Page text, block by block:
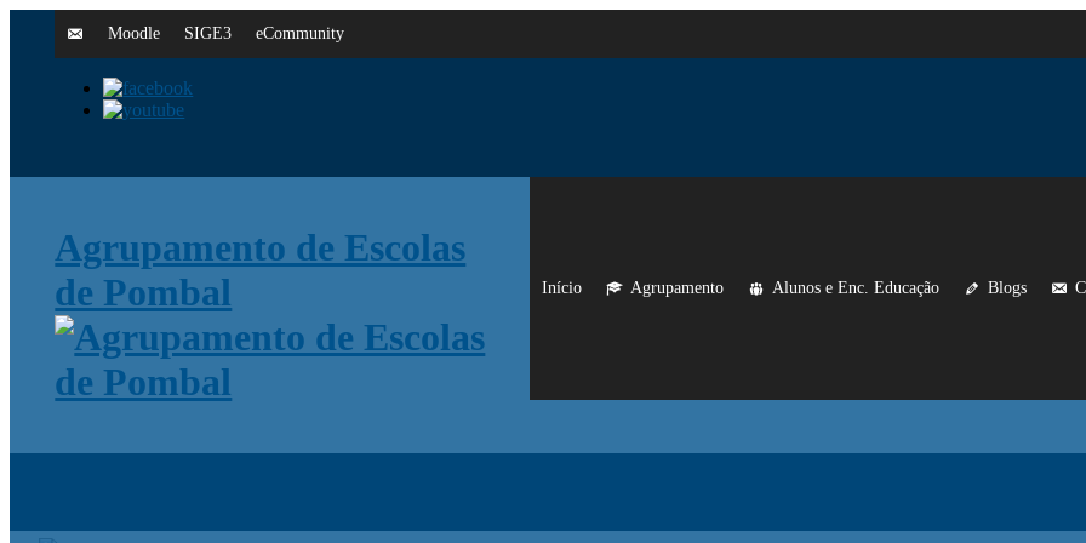
Moodle SIGE3 eCommunity
Agrupamento de Escolas
de Pombal
Início Agrupamento Alunos e Enc. Educação Blogs